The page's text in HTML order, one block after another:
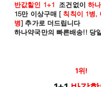
반값할인 1+1 조건없이 하
15만 이상구매 [ 칙칙이 1병,
병] 추가로 더드립니다
하나약국만의 빠른배송!! 당
1위!